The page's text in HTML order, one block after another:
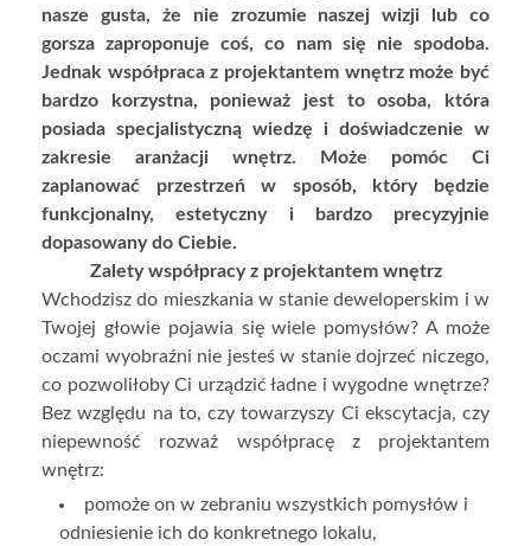
nasze gusta, że nie zrozumie naszej wizji lub co
gorsza zaproponuje coś, co nam się nie spodoba.
Jednak współpraca z projektantem wnętrz może być
bardzo korzystna, ponieważ jest to osoba, która
posiada specjalistyczną wiedzę i doświadczenie w
zakresie aranżacji wnętrz. Może pomóc Ci
zaplanować przestrzeń w sposób, który będzie
funkcjonalny, estetyczny i bardzo precyzyjnie
dopasowany do Ciebie.
Zalety współpracy z projektantem wnętrz
Wchodzisz do mieszkania w stanie deweloperskim i w
Twojej głowie pojawia się wiele pomysłów? A może
oczami wyobraźni nie jesteś w stanie dojrzeć niczego,
co pozwoliłoby Ci urządzić ładne i wygodne wnętrze?
Bez względu na to, czy towarzyszy Ci ekscytacja, czy
niepewność rozważ współpracę z projektantem
wnętrz:
pomoże on w zebraniu wszystkich pomysłów i
odniesienie ich do konkretnego lokalu,